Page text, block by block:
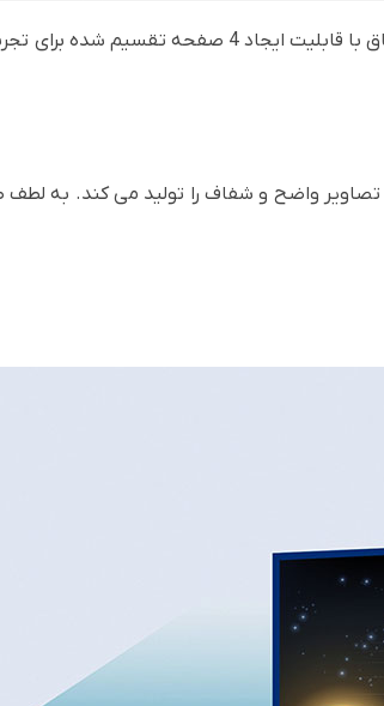
واضح و شفاف را تولید می کند. به لطف